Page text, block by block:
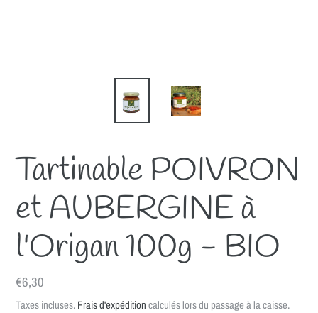
Tartinable POIVRON
et AUBERGINE à
l'Origan 100g - BIO
Prix
normal
€6,30
Taxes incluses.Frais d'expéditioncalculés lors du passage à la caisse.